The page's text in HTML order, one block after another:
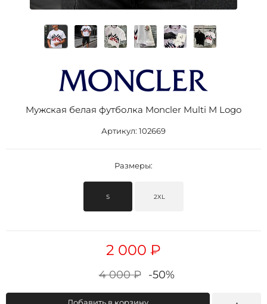
Мужская белая футболка Moncler Multi M Logo
Артикул: 102669
Размеры:
S 2XL
2 000 ₽
4 000 ₽ -50%